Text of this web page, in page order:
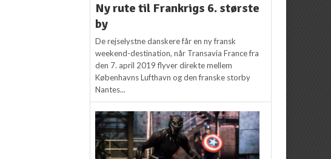
Ny rute til Frankrigs 6. største
by
De rejselystne danskere får en ny fransk
weekend-destination, når Transavia France fra
den 7. april 2019 flyver direkte mellem
Københavns Lufthavn og den franske storby
Nantes...